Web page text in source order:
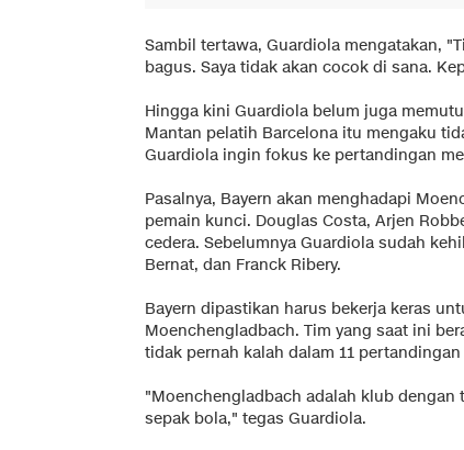
Sambil tertawa, Guardiola mengatakan,
bagus. Saya tidak akan cocok di sana.
Hingga kini Guardiola belum juga
Mantan pelatih Barcelona itu mengaku
Guardiola ingin fokus ke pertandingan
Pasalnya, Bayern akan menghadapi
pemain kunci. Douglas Costa, Arjen
cedera. Sebelumnya Guardiola sudah
Bernat, dan Franck Ribery.
Bayern dipastikan harus bekerja keras
Moenchengladbach. Tim yang saat ini
tidak pernah kalah dalam 11
"Moenchengladbach adalah klub
sepak bola," tegas Guardiola.